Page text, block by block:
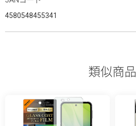
4580548455341
類似商品